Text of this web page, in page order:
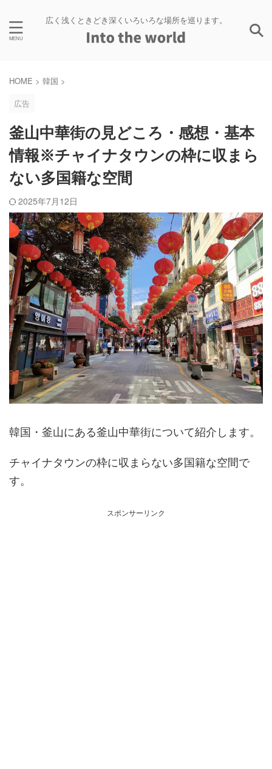
広く浅くときどき深くいろいろな場所を巡ります。
HOME > 韓国 >
広告
釜山中華街の見どころ・感想・基本
情報※チャイナタウンの枠に収まら
ない多国籍な空間
2025年7月12日
韓国・釜山にある釜山中華街について紹介します。
チャイナタウンの枠に収まらない多国籍な空間で
す。
スポンサーリンク